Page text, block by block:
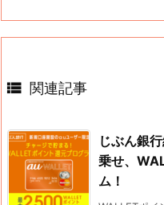
 関連記事
じぶん銀
乗せ、
ム！